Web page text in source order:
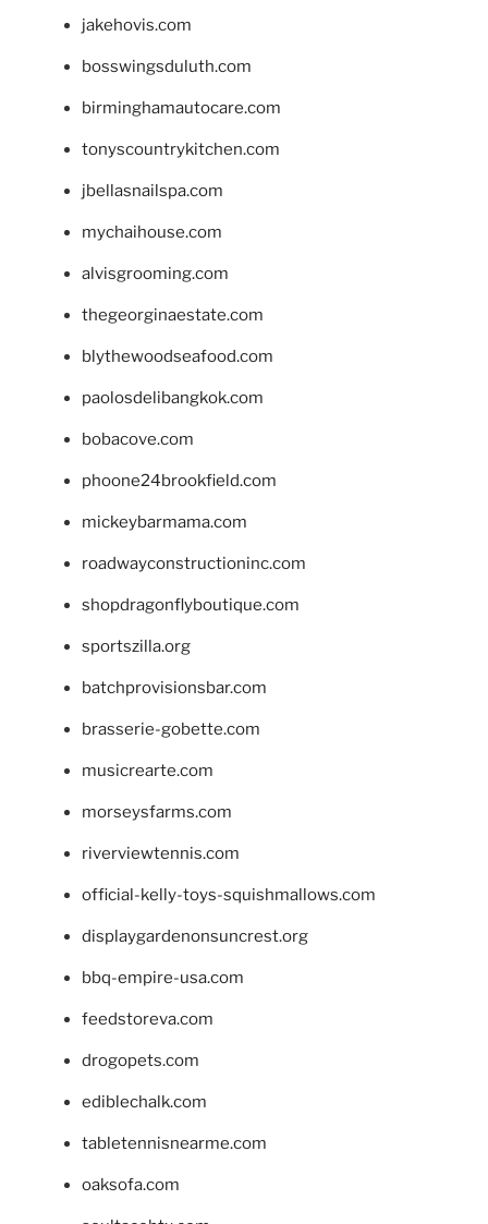
jakehovis.com
bosswingsduluth.com
birminghamautocare.com
tonyscountrykitchen.com
jbellasnailspa.com
mychaihouse.com
alvisgrooming.com
thegeorginaestate.com
blythewoodseafood.com
paolosdelibangkok.com
bobacove.com
phoone24brookfield.com
mickeybarmama.com
roadwayconstructioninc.com
shopdragonflyboutique.com
sportszilla.org
batchprovisionsbar.com
brasserie-gobette.com
musicrearte.com
morseysfarms.com
riverviewtennis.com
official-kelly-toys-squishmallows.com
displaygardenonsuncrest.org
bbq-empire-usa.com
feedstoreva.com
drogopets.com
ediblechalk.com
tabletennisnearme.com
oaksofa.com